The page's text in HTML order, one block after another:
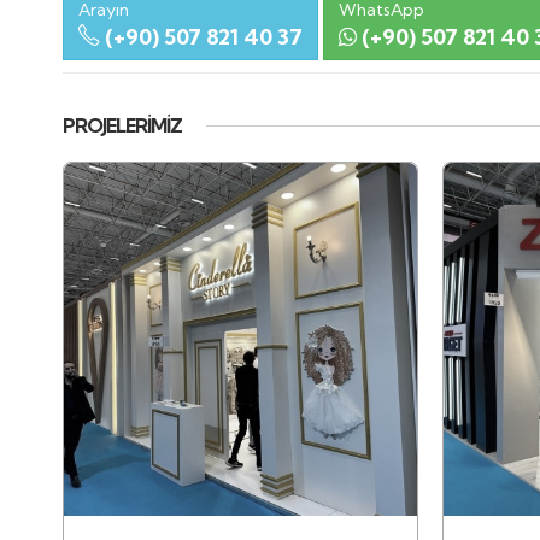
Arayın
(+90) 507 821 40 37
WhatsApp
(+90) 507 821 40
PROJELERIMIZ